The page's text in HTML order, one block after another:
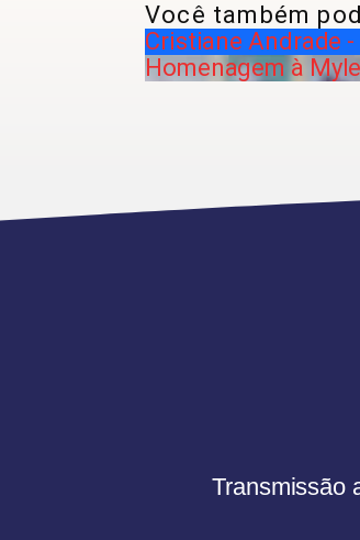
Você também
Cristiane Andrade
Homenagem à
Transmissão